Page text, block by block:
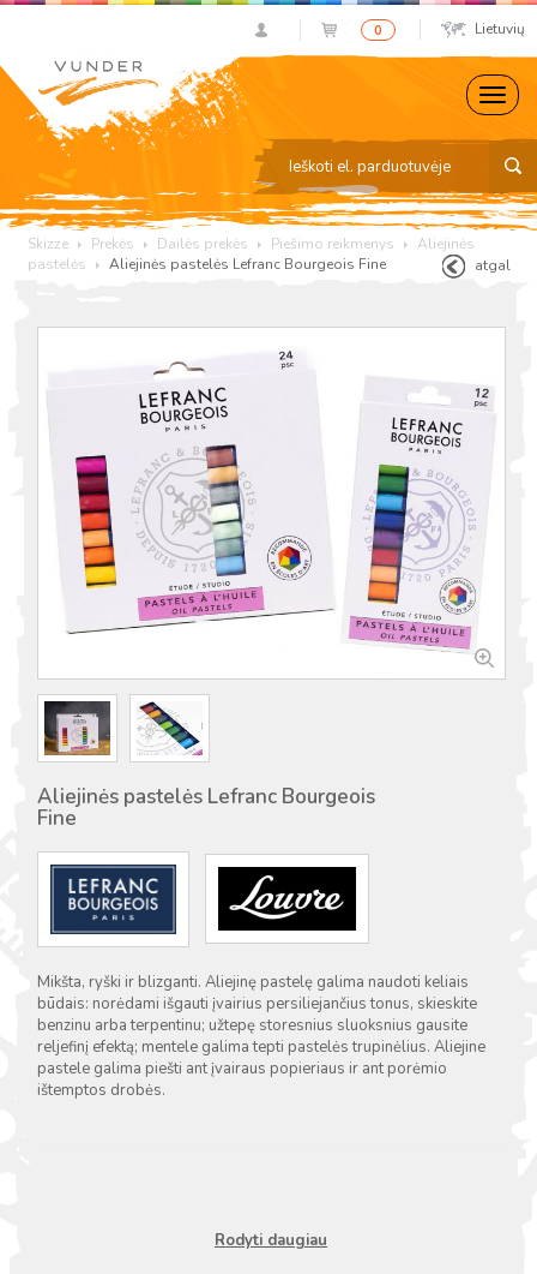
0 Lietuvių
Skizze Prekės Dailės prekės Piešimo reikmenys
Aliejinės
pastelės
Aliejinės pastelės Lefranc Bourgeois Fine atgal
Aliejinės pastelės Lefranc Bourgeois
Fine
Mikšta, ryški ir blizganti. Aliejinę pastelę galima naudoti keliais
būdais: norėdami išgauti įvairius persiliejančius tonus, skieskite
benzinu arba terpentinu; užtepę storesnius sluoksnius gausite
reljefinį efektą; mentele galima tepti pastelės trupinėlius. Aliejine
pastele galima piešti ant įvairaus popieriaus ir ant porėmio
ištemptos drobės.
Rodyti daugiau